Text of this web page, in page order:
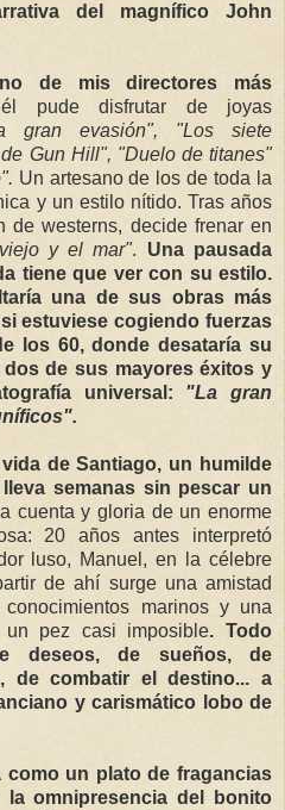
del magnífico John
de mis directores más
pude disfrutar de joyas
gran evasión", "Los siete
Gun Hill", "Duelo de titanes"
Un artesano de los de toda la
y un estilo nítido. Tras años
de westerns, decide frenar en
y el mar". Una pausada
tiene que ver con su estilo.
una de sus obras más
estuviese cogiendo fuerzas
los 60, donde desataría su
de sus mayores éxitos y
universal: "La gran
de Santiago, un humilde
semanas sin pescar un
cuenta y gloria de un enorme
20 años antes interpretó
luso, Manuel, en la célebre
de ahí surge una amistad
marinos y una
pez casi imposible. Todo
deseos, de sueños, de
de combatir el destino... a
y carismático lobo de
como un plato de fragancias
la omnipresencia del bonito